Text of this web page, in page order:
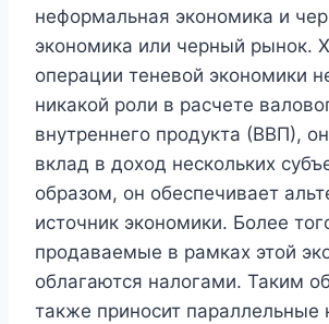
неформальная экономика и
экономика или черный рынок.
операции теневой экономики
никакой роли в расчете
внутреннего продукта (ВВП),
вклад в доход нескольких
образом, он обеспечивает
источник экономики. Более
продаваемые в рамках этой
облагаются налогами. Таким
также приносит параллельные